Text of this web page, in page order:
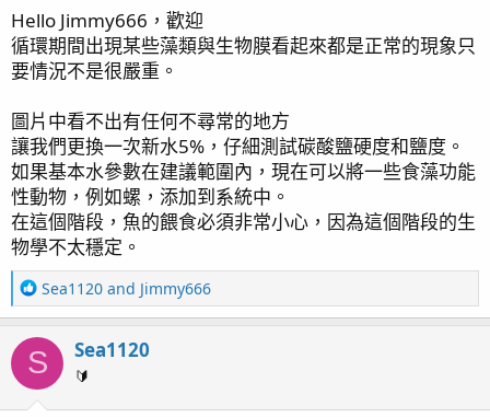
Hello Jimmy666，歡迎
循環期間出現某些藻類與生物膜看起來都是正常的現象只
要情況不是很嚴重。
圖片中看不出有任何不尋常的地方
讓我們更換一次新水5%，仔細測試碳酸鹽硬度和鹽度。
如果基本水參數在建議範圍內，現在可以將一些食藻功能
性動物，例如螺，添加到系統中。
在這個階段，魚的餵食必須非常小心，因為這個階段的生
物學不太穩定。
R
e
c
t
i
o
Sea1120 and Jimmy666
S Sea1120
🔰